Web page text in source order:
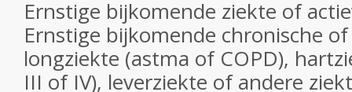
Ernstige bijkomende ziekte of
Ernstige bijkomende chronische
longziekte (astma of COPD),
III of IV), leverziekte of andere